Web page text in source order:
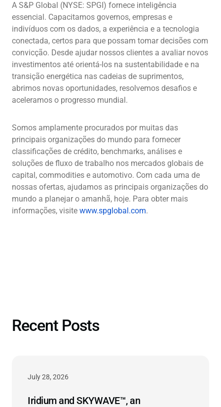
A S&P Global (NYSE: SPGI) fornece inteligência
essencial. Capacitamos governos, empresas e
indivíduos com os dados, a experiência e a tecnologia
conectada, certos para que possam tomar decisões com
convicção. Desde ajudar nossos clientes a avaliar novos
investimentos até orientá-los na sustentabilidade e na
transição energética nas cadeias de suprimentos,
abrimos novas oportunidades, resolvemos desafios e
aceleramos o progresso mundial.
Somos amplamente procurados por muitas das
principais organizações do mundo para fornecer
classificações de crédito, benchmarks, análises e
soluções de fluxo de trabalho nos mercados globais de
capital, commodities e automotivo. Com cada uma de
nossas ofertas, ajudamos as principais organizações do
mundo a planejar o amanhã, hoje. Para obter mais
informações, visite www.spglobal.com.
Recent Posts
July 28, 2026
Iridium and SKYWAVE™, an